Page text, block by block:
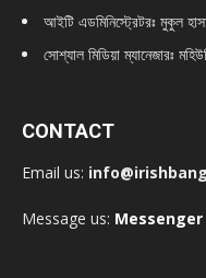
আইটি এডমিনিস্ট্রেটরঃ মুকুল
সোশ্যাল মিডিয়া ম্যানেজারঃ
CONTACT
Email us:
Message us: Messenger